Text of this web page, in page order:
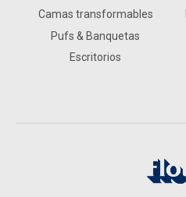
Camas transformables
Pufs & Banquetas
Escritorios